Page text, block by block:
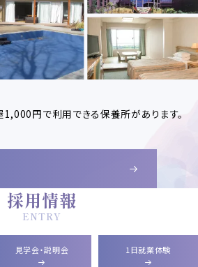
1,000円で利用できる保養所があります。
採用情報
見学会・説明会 1日就業体験